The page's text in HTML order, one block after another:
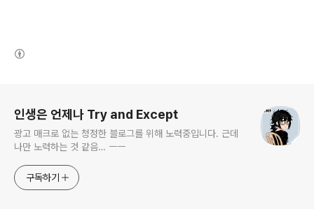
인생은 언제나 Try and Except
광고 매크로 없는 청정한 블로그를 위해 노력중입니다. 근데
나만 노력하는 것 같음… ㅡㅡ
구독하기